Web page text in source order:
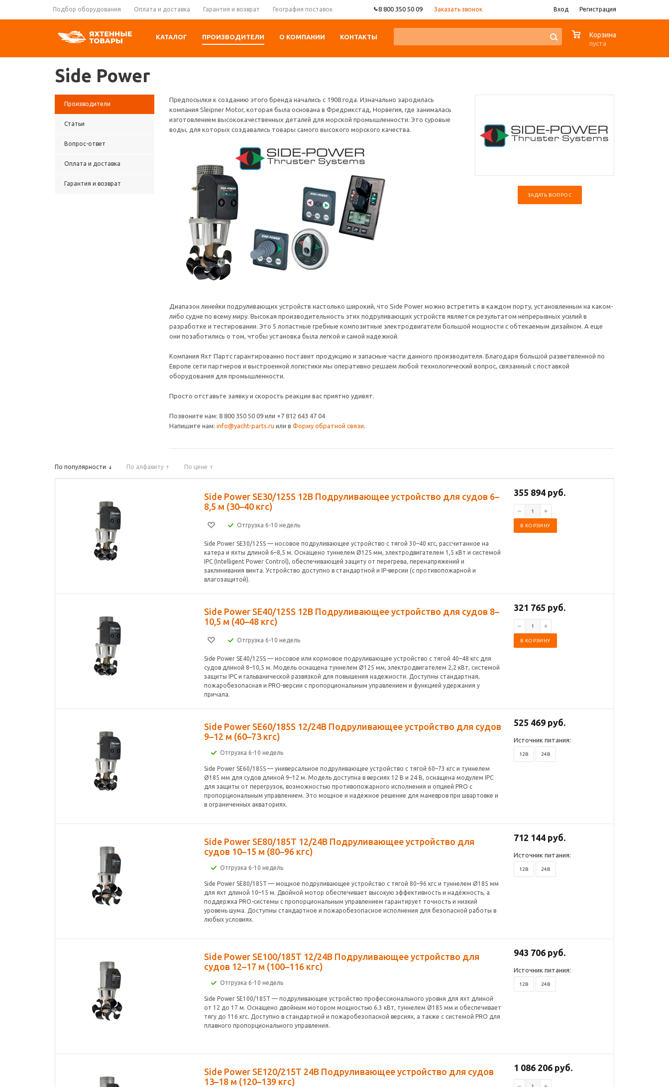
Подбор оборудования Оплата и доставка Гарантия и возврат География поставок 8 800 350 50 09 Заказать звонок Вход Регистрация
КАТАЛОГ ПРОИЗВОДИТЕЛИ О КОМПАНИИ КОНТАКТЫ Корзина
пуста
Side Power
Производители
Статьи
Вопрос-ответ
Оплата и доставка
Гарантия и возврат
ЗАДАТЬ ВОПРОС
Предпосылки к созданию этого бренда начались с 1908 года. Изначально зародилась
компания Sleipner Motor, которая была основана в Фредрикстад, Норвегия, где занималась
изготовлением высококачественных деталей для морской промышленности. Это суровые
воды, для которых создавались товары самого высокого морского качества.
Диапазон линейки подруливающих устройств настолько широкий, что Side Power можно встретить в каждом порту, установленным на каком-
либо судне по всему миру. Высокая производительность этих подруливающих устройств является результатом непрерывных усилий в
разработке и тестировании. Это 5 лопастные гребные композитные электродвигатели большой мощности с обтекаемым дизайном. А еще
они позаботились о том, чтобы установка была легкой и самой надежной.
Компания Яхт Партс гарантированно поставит продукцию и запасные части данного производителя. Благодаря большой разветвленной по
Европе сети партнеров и выстроенной логистики мы оперативно решаем любой технологический вопрос, связанный с поставкой
оборудования для промышленности.
Просто отставьте заявку и скорость реакции вас приятно удивят.
Позвоните нам: 8 800 350 50 09 или +7 812 643 47 04
Напишите нам: info@yacht-parts.ru или в Форму обратной связи.
По популярности По алфавиту По цене
Side Power SE30/125S 12В Подруливающее устройство для судов 6–
8,5 м (30–40 кгс)
Отгрузка 6-10 недель
Side Power SE30/125S — носовое подруливающее устройство с тягой 30–40 кгс, рассчитанное на
катера и яхты длиной 6–8,5 м. Оснащено туннелем Ø125 мм, электродвигателем 1,5 кВт и системой
IPC (Intelligent Power Control), обеспечивающей защиту от перегрева, перенапряжений и
заклинивания винта. Устройство доступно в стандартной и IP-версии (с противопожарной и
влагозащитой).
355 894 руб.
В КОРЗИНУ
Side Power SE40/125S 12В Подруливающее устройство для судов 8–
10,5 м (40–48 кгс)
Отгрузка 6-10 недель
Side Power SE40/125S — носовое или кормовое подруливающее устройство с тягой 40–48 кгс для
судов длиной 8–10,5 м. Модель оснащена туннелем Ø125 мм, электродвигателем 2,2 кВт, системой
защиты IPC и гальванической развязкой для повышения надежности. Доступны стандартная,
пожаробезопасная и PRO-версии с пропорциональным управлением и функцией удержания у
причала.
321 765 руб.
В КОРЗИНУ
Side Power SE60/185S 12/24В Подруливающее устройство для судов
9–12 м (60–73 кгс)
Отгрузка 6-10 недель
Side Power SE60/185S — универсальное подруливающее устройство с тягой 60–73 кгс и туннелем
Ø185 мм для судов длиной 9–12 м. Модель доступна в версиях 12 В и 24 В, оснащена модулем IPC
для защиты от перегрузок, возможностью противопожарного исполнения и опцией PRO с
пропорциональным управлением. Это мощное и надёжное решение для маневров при швартовке и
в ограниченных акваториях.
525 469 руб.
Источник питания:
12В 24В
Side Power SE80/185T 12/24В Подруливающее устройство для
судов 10–15 м (80–96 кгс)
Отгрузка 6-10 недель
Side Power SE80/185T — мощное подруливающее устройство с тягой 80–96 кгс и туннелем Ø185 мм
для яхт длиной 10–15 м. Двойной мотор обеспечивает высокую эффективность и надёжность, а
поддержка PRO-системы с пропорциональным управлением гарантирует точность и низкий
уровень шума. Доступны стандартное и пожаробезопасное исполнения для безопасной работы в
любых условиях.
712 144 руб.
Источник питания:
12В 24В
Side Power SE100/185T 12/24В Подруливающее устройство для
судов 12–17 м (100–116 кгс)
Отгрузка 6-10 недель
Side Power SE100/185T — подруливающее устройство профессионального уровня для яхт длиной
от 12 до 17 м. Оснащено двойным мотором мощностью 6.3 кВт, туннелем Ø185 мм и обеспечивает
тягу до 116 кгс. Доступно в стандартной и пожаробезопасной версиях, а также с системой PRO для
плавного пропорционального управления.
943 706 руб.
Источник питания:
12В 24В
Side Power SE120/215T 24В Подруливающее устройство для судов
13–18 м (120–139 кгс)
1 086 206 руб.